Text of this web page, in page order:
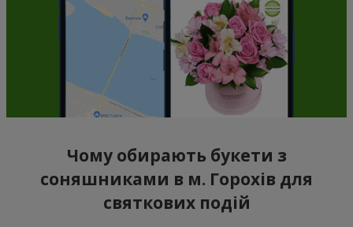
Чому обирають букети з
соняшниками в м. Горохів для
святкових подій